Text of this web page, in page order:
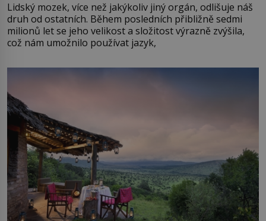
Lidský mozek, více než jakýkoliv jiný orgán, odlišuje náš
druh od ostatních. Během posledních přibližně sedmi
milionů let se jeho velikost a složitost výrazně zvýšila,
což nám umožnilo používat jazyk,